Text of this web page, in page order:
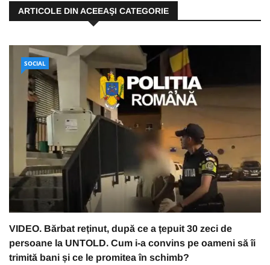
ARTICOLE DIN ACEEAŞI CATEGORIE
SOCIAL
VIDEO. Bărbat reținut, după ce a țepuit 30 zeci de
persoane la UNTOLD. Cum i-a convins pe oameni să îi
trimită bani și ce le promitea în schimb?